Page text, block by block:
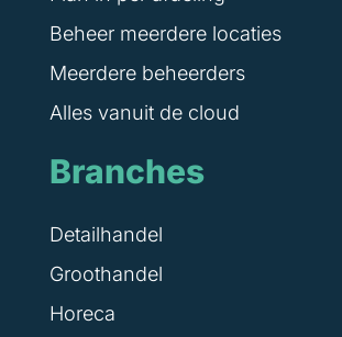
Beheer meerdere locaties
Meerdere beheerders
Alles vanuit de cloud
Branches
Detailhandel
Groothandel
Horeca